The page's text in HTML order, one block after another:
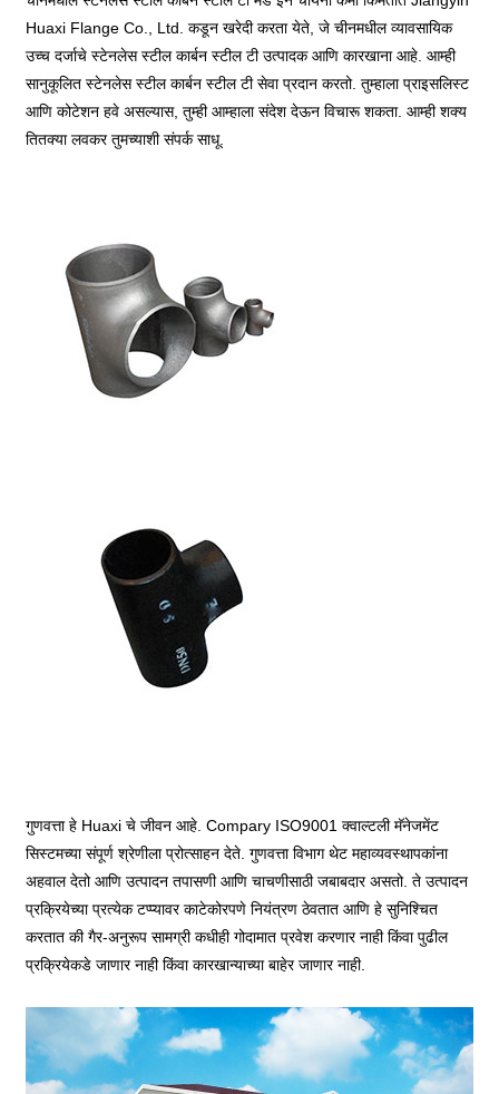
Huaxi Flange Co., Ltd. कडून खरेदी करता येते, जे चीनमधील व्यावसायिक
उच्च दर्जाचे स्टेनलेस स्टील कार्बन स्टील टी उत्पादक आणि कारखाना आहे. आम्ही
सानुकूलित स्टेनलेस स्टील कार्बन स्टील टी सेवा प्रदान करतो. तुम्हाला प्राइसलिस्ट
आणि कोटेशन हवे असल्यास, तुम्ही आम्हाला संदेश देऊन विचारू शकता. आम्ही शक्य
तितक्या लवकर तुमच्याशी संपर्क साधू.
गुणवत्ता हे Huaxi चे जीवन आहे. Compary ISO9001 क्वाल्टली मॅनेजमेंट
सिस्टमच्या संपूर्ण श्रेणीला प्रोत्साहन देते. गुणवत्ता विभाग थेट महाव्यवस्थापकांना
अहवाल देतो आणि उत्पादन तपासणी आणि चाचणीसाठी जबाबदार असतो. ते उत्पादन
प्रक्रियेच्या प्रत्येक टप्प्यावर काटेकोरपणे नियंत्रण ठेवतात आणि हे सुनिश्चित
करतात की गैर-अनुरूप सामग्री कधीही गोदामात प्रवेश करणार नाही किंवा पुढील
प्रक्रियेकडे जाणार नाही किंवा कारखान्याच्या बाहेर जाणार नाही.